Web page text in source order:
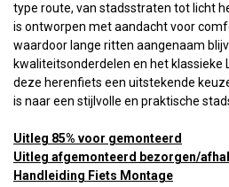
type route, van stadsstraten tot licht
is ontworpen met aandacht voor
waardoor lange ritten aangenaam
kwaliteitsonderdelen en het klassieke
deze herenfiets een uitstekende
is naar een stijlvolle en praktische
Uitleg 85% voor gemonteerd
Uitleg afgemonteerd bezorgen/
Handleiding Fiets Montage